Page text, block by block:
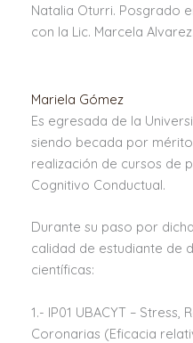
Natalia Oturri. Posgrado
con la Lic. Marcela Alvarez.
Mariela Gómez
Es egresada de la
siendo becada por
realización de cursos de
Cognitivo Conductual.
Durante su paso por
calidad de estudiante de
científicas:
1.- IP01 UBACYT –
Coronarias (Eficacia